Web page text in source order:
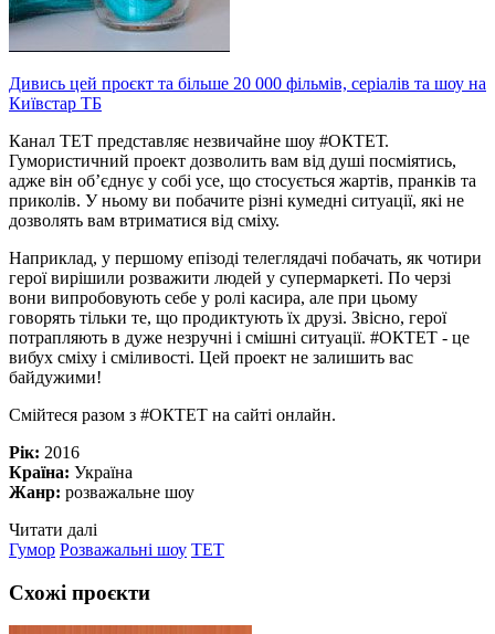
Дивись цей проєкт та більше 20 000 фільмів, серіалів та шоу на
Київстар ТБ
Канал ТЕТ представляє незвичайне шоу #ОКТЕТ.
Гумористичний проект дозволить вам від душі посміятись,
адже він об’єднує у собі усе, що стосується жартів, пранків та
приколів. У ньому ви побачите різні кумедні ситуації, які не
дозволять вам втриматися від сміху.
Наприклад, у першому епізоді телеглядачі побачать, як чотири
герої вирішили розважити людей у супермаркеті. По черзі
вони випробовують себе у ролі касира, але при цьому
говорять тільки те, що продиктують їх друзі. Звісно, герої
потрапляють в дуже незручні і смішні ситуації. #ОКТЕТ - це
вибух сміху і сміливості. Цей проект не залишить вас
байдужими!
Смійтеся разом з #ОКТЕТ на сайті онлайн.
Рік: 2016
Країна: Україна
Жанр: розважальне шоу
Читати далі
Гумор Розважальні шоу ТЕТ
Схожі проєкти